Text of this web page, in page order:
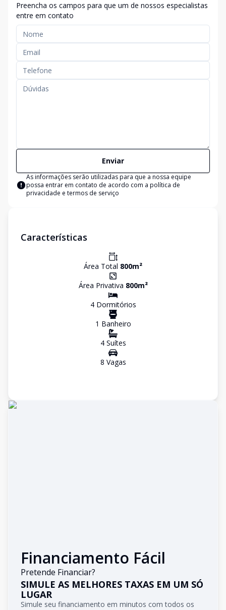
Preencha os campos para que um de nossos especialistas
entre em contato
Enviar
As informações serão utilizadas para que a nossa equipe
possa entrar em contato de acordo com a política de
privacidade e termos de serviço
Características
Área Total 800m²
Área Privativa 800m²
4Dormitórios
1 Banheiro
4Suítes
8 Vagas
Financiamento Fácil
Pretende Financiar?
SIMULE AS MELHORES TAXAS EM UM SÓ
LUGAR
Simule seu financiamento em minutos com todos os